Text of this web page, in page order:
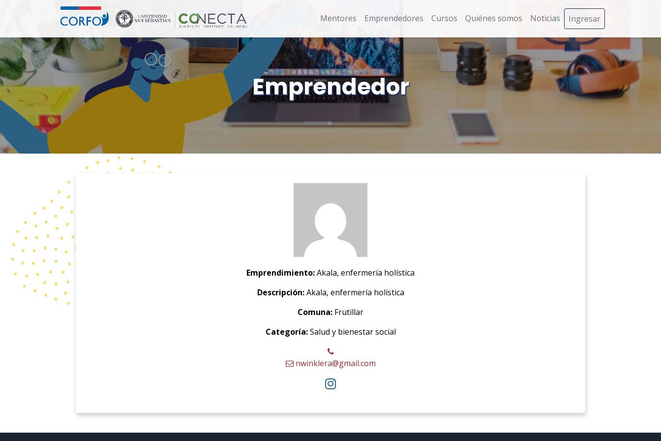
Mentores Emprendedores Cursos Quiénes somos Noticias Ingresar
Emprendedor
Emprendimiento:Akala, enfermería holística
Descripción:Akala, enfermería holística
Comuna: Frutillar
Categoría:Salud y bienestar social
nwinklera@gmail.com